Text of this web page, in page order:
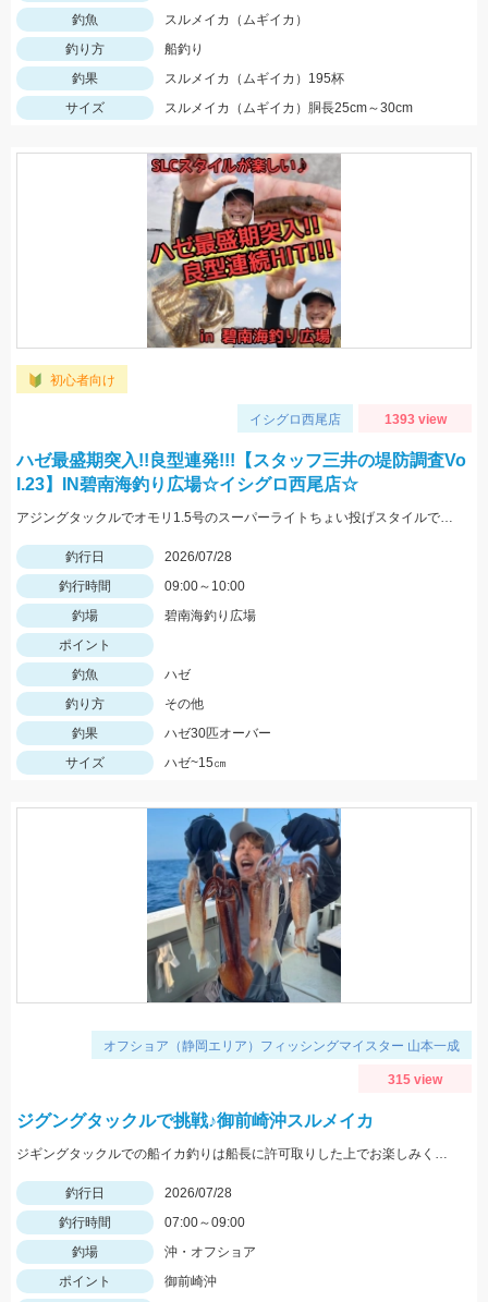
釣魚
スルメイカ（ムギイカ）
釣り方
船釣り
釣果
スルメイカ（ムギイカ）195杯
サイズ
スルメイカ（ムギイカ）胴長25cm～30cm
初心者向け
イシグロ西尾店 1393 view
ハゼ最盛期突入!!良型連発!!!【スタッフ三井の堤防調査Vo
l.23】IN碧南海釣り広場☆イシグロ西尾店☆
アジングタックルでオモリ1.5号のスーパーライトちょい投げスタイルでハゼ狙ってきました！！アタリ連発で良型の連掛けもあり、短時間で30匹オーバーの釣果！！エサはアピール抜群のGOLDイソメ☆彡
釣行日
2026/07/28
釣行時間
09:00～10:00
釣場
碧南海釣り広場
ポイント
釣魚
ハゼ
釣り方
その他
釣果
ハゼ30匹オーバー
サイズ
ハゼ~15㎝
オフショア（静岡エリア）フィッシングマイスター 山本一成
315 view
ジグングタックルで挑戦♪御前崎沖スルメイカ
ジギングタックルでの船イカ釣りは船長に許可取りした上でお楽しみください！詳細は本文にて！
釣行日
2026/07/28
釣行時間
07:00～09:00
釣場
沖・オフショア
ポイント
御前崎沖